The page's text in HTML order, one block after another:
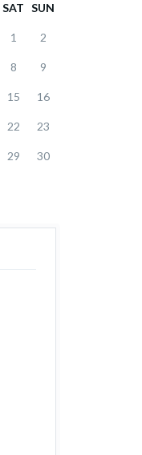
SAT SUN
1 2
8 9
15 16
22 23
29 30